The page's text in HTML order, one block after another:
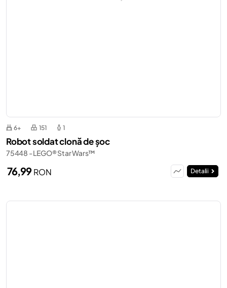
6+ 151 1
Robot soldat clonă de șoc
75448 - LEGO® Star Wars™
76,99RON Detalii